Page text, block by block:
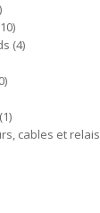
10
4
1
cables et relais